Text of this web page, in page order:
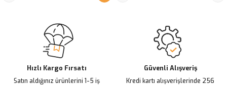
Hızlı Kargo Fırsatı
Satın aldığınız ürünlerini 1-5 iş
Güvenli Alışveriş
Kredi kartı alışverişlerinde 256